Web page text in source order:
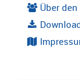
Über den